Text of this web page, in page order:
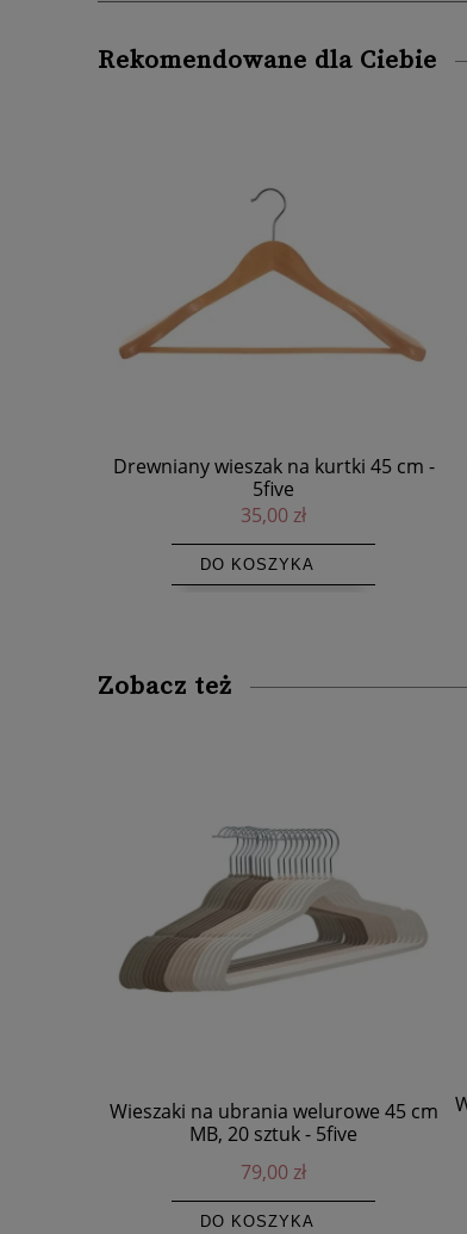
Rekomendowane dla Ciebie
Drewniane wieszaki na ubrania 44,5
cm, 8 sztuk - 5five
59,00 zł
DO KOSZYKA
Zobacz też
Wieszaki na ubrania welurowe 45 cm
MB, 20 sztuk - 5five
79,00 zł
DO KOSZYKA